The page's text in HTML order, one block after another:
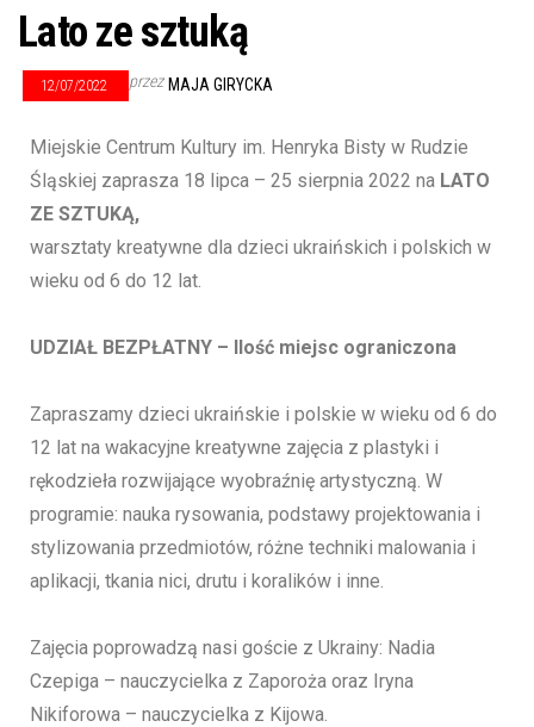
Lato ze sztuką
12/07/2022 przez MAJA GIRYCKA
Miejskie Centrum Kultury im. Henryka Bisty w Rudzie
Śląskiej zaprasza 18 lipca – 25 sierpnia 2022 na LATO
ZE SZTUKĄ,
warsztaty kreatywne dla dzieci ukraińskich i polskich w
wieku od 6 do 12 lat.
UDZIAŁ BEZPŁATNY – Ilość miejsc ograniczona
Zapraszamy dzieci ukraińskie i polskie w wieku od 6 do
12 lat na wakacyjne kreatywne zajęcia z plastyki i
rękodzieła rozwijające wyobraźnię artystyczną. W
programie: nauka rysowania, podstawy projektowania i
stylizowania przedmiotów, różne techniki malowania i
aplikacji, tkania nici, drutu i koralików i inne.
Zajęcia poprowadzą nasi goście z Ukrainy: Nadia
Czepiga – nauczycielka z Zaporoża oraz Iryna
Nikiforowa – nauczycielka z Kijowa.